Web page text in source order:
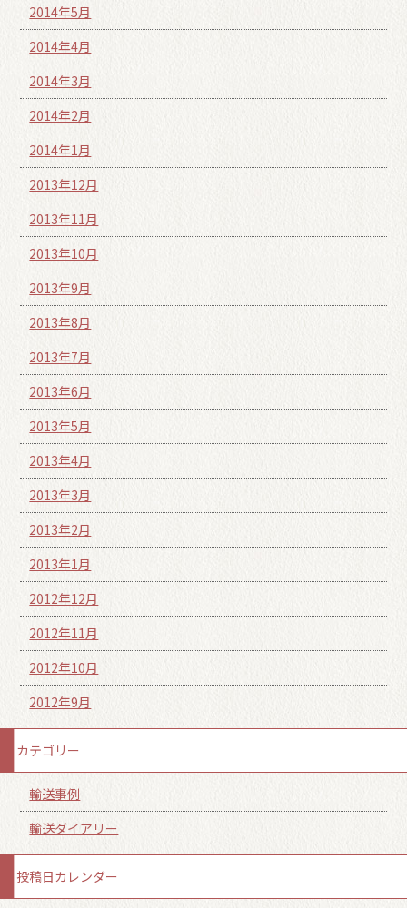
2014年5月
2014年4月
2014年3月
2014年2月
2014年1月
2013年12月
2013年11月
2013年10月
2013年9月
2013年8月
2013年7月
2013年6月
2013年5月
2013年4月
2013年3月
2013年2月
2013年1月
2012年12月
2012年11月
2012年10月
2012年9月
カテゴリー
輸送事例
輸送ダイアリー
投稿日カレンダー